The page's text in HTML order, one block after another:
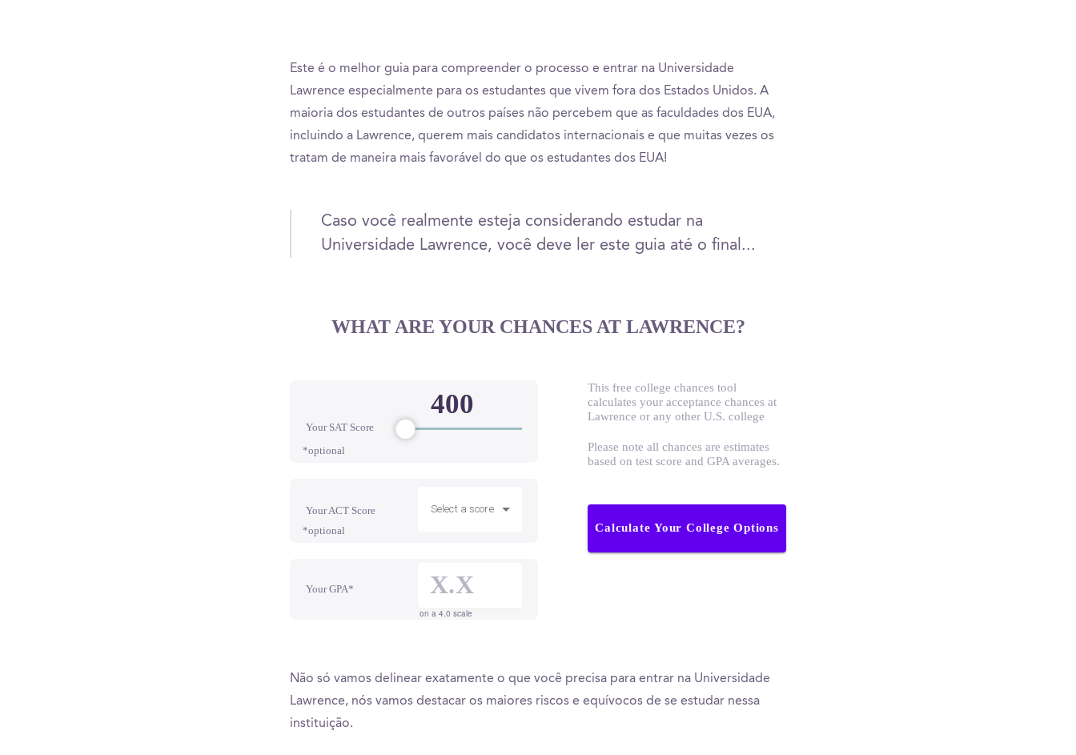
Este é o melhor guia para compreender o processo e entrar na Universidade
Lawrence especialmente para os estudantes que vivem fora dos Estados Unidos. A
maioria dos estudantes de outros países não percebem que as faculdades dos EUA,
incluindo a Lawrence, querem mais candidatos internacionais e que muitas vezes os
tratam de maneira mais favorável do que os estudantes dos EUA!
Caso você realmente esteja considerando estudar na
Universidade Lawrence, você deve ler este guia até o final...
WHAT ARE YOUR CHANCES AT LAWRENCE?
Your SAT Score
*optional
Your ACT Score
*optional
Select a score
Your GPA*
on a 4.0 scale
This free college chances tool
calculates your acceptance chances at
Lawrence or any other U.S. college
Please note all chances are estimates
based on test score and GPA averages.
Calculate Your College Options
Não só vamos delinear exatamente o que você precisa para entrar na Universidade
Lawrence, nós vamos destacar os maiores riscos e equívocos de se estudar nessa
instituição.